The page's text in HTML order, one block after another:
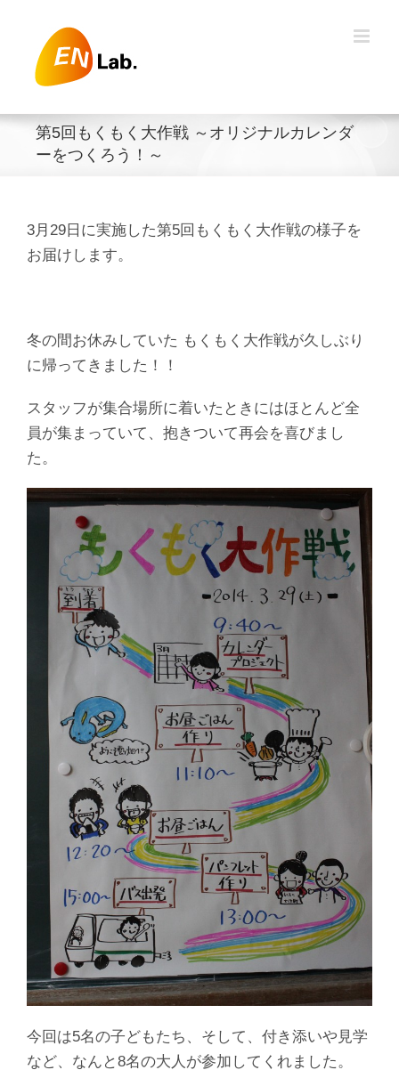
content
第5回もくもく大作戦 ～オリジナルカレンダ
ーをつくろう！～
3月29日に実施した第5回もくもく大作戦の様子を
お届けします。
冬の間お休みしていた もくもく大作戦が久しぶり
に帰ってきました！！
スタッフが集合場所に着いたときにはほとんど全
員が集まっていて、抱きついて再会を喜びまし
た。
今回は5名の子どもたち、そして、付き添いや見学
など、なんと8名の大人が参加してくれました。